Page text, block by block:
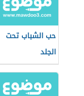
حب الشباب تحت
الجلد